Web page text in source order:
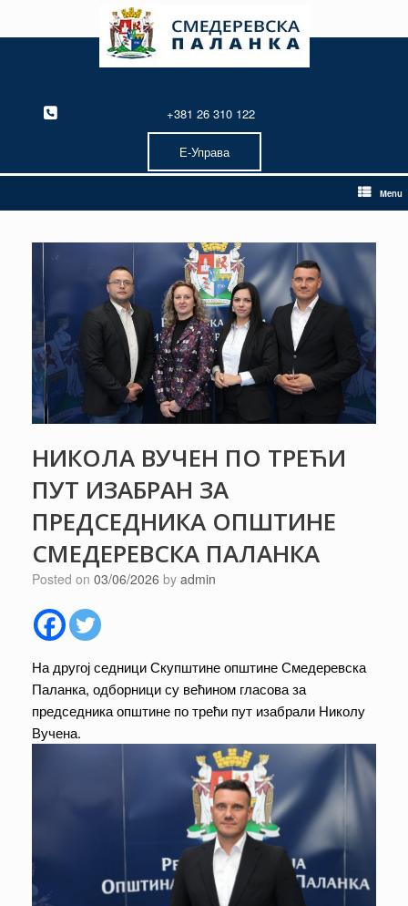
content
+381 26 310 122
Е-Управа
Menu
НИКОЛА ВУЧЕН ПО ТРЕЋИ
ПУТ ИЗАБРАН ЗА
ПРЕДСЕДНИКА ОПШТИНЕ
СМЕДЕРЕВСКА ПАЛАНКА
Posted on 03/06/2026 by admin
На другој седници Скупштине општине Смедеревска
Паланка, одборници су већином гласова за
председника општине по трећи пут изабрали Николу
Вучена.